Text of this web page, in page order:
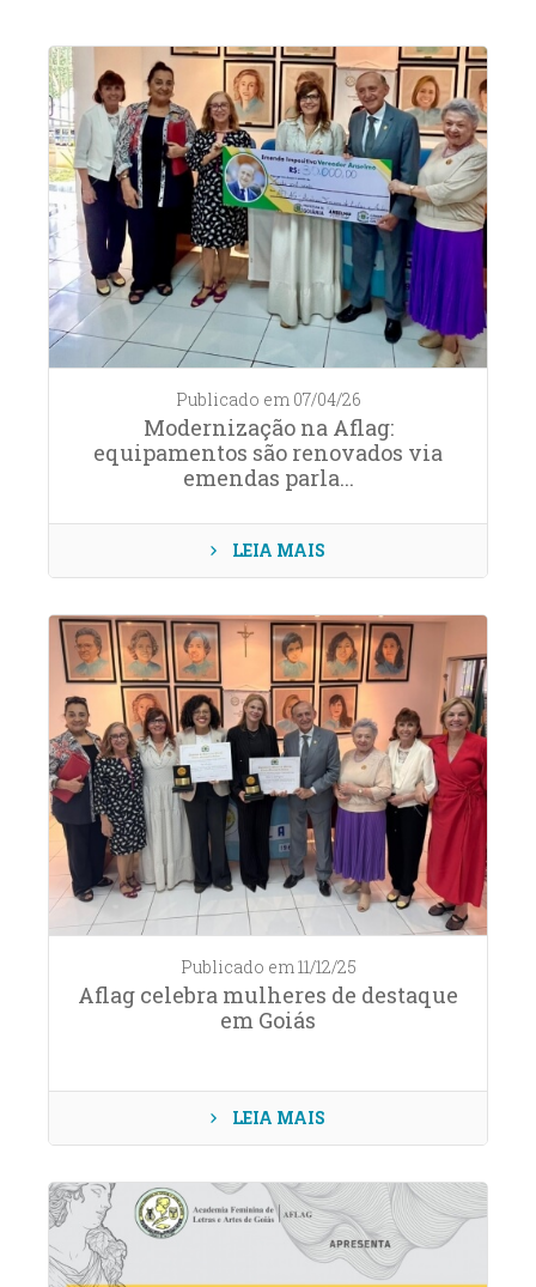
Publicado em 07/04/26
Modernização na Aflag:
equipamentos são renovados via
emendas parla...
LEIA MAIS
Publicado em 11/12/25
Aflag celebra mulheres de destaque
em Goiás
LEIA MAIS